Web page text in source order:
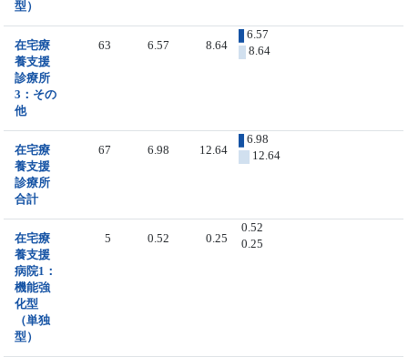
型）
在宅療
養支援
診療所
3：その
他
63 6.57 8.64
6.57
8.64
在宅療
養支援
診療所
合計
67 6.98 12.64
6.98
12.64
在宅療
養支援
病院1：
機能強
化型
（単独
型）
5 0.52 0.25
0.52
0.25